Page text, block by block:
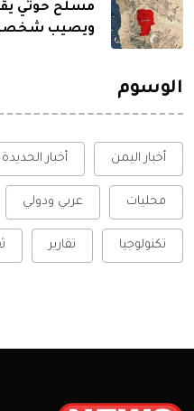
مسلح حوثي
ويصيب
الوسوم
أخبار اليمن أخبار الحديدة
محليات عربي ودولي
تكنولوجيا تقارير